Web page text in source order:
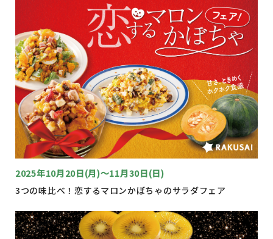
2025年10月20日(月)～11月30日(日)
3つの味比べ！恋するマロンかぼちゃのサラダフェア